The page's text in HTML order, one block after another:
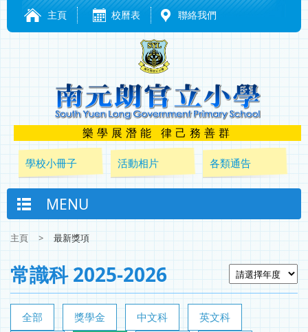
主頁 校曆表 聯絡我們
樂學展潛能 律己務善群
學校小冊子 活動相片 各類通告
MENU
主頁 > 最新獎項
常識科 2025-2026
全部 獎學金 中文科
英文科